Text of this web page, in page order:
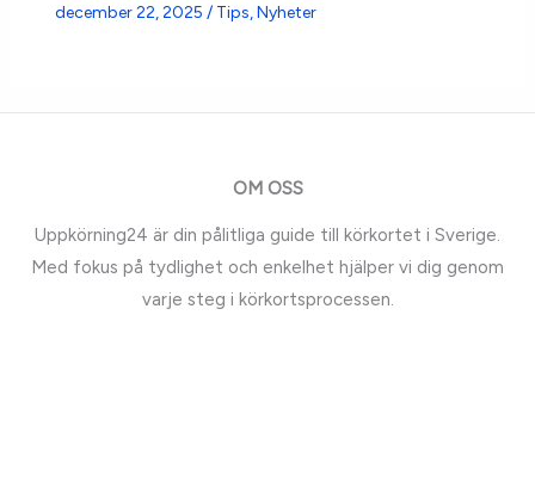
december 22, 2025 / Tips,Nyheter
OM OSS
Uppkörning24 är din pålitliga guide till körkortet i Sverige.
Med fokus på tydlighet och enkelhet hjälper vi dig genom
varje steg i körkortsprocessen.